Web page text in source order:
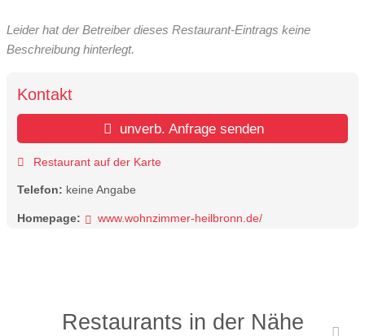
Leider hat der Betreiber dieses Restaurant-Eintrags keine
Beschreibung hinterlegt.
Kontakt
unverb. Anfrage senden
Restaurant auf der Karte
Telefon: keine Angabe
Homepage: www.wohnzimmer-heilbronn.de/
Restaurants in der Nähe